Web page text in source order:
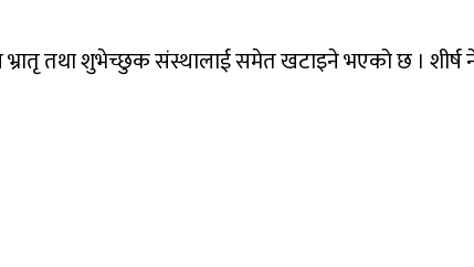
भ्रातृ तथा शुभेच्छुक संस्थालाई समेत खटाइने भएको छ ।